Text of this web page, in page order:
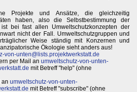
Projekte und Ansätze, die gleichzeitig
haben, also die Selbstbestimmung der
bei fast allen Umweltschutzkonzepten der
nicht der Fall. Umweltschutzgruppen und
Weise ständig mit Konzernen und
Ökologie sieht anders aus!
von-unten@lists.projektwerkstatt.de
per Mail an umweltschutz-von-unten-
mit Betreff "help" (ohne
an umweltschutz-von-unten-
mit Betreff "subscribe" (ohne